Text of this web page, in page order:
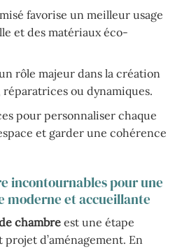
favorise un meilleur usage
et des matériaux éco-
rôle majeur dans la création
réparatrices ou dynamiques.
pour personnaliser chaque
et garder une cohérence
incontournables pour une
et accueillante
chambre est une étape
d’aménagement. En